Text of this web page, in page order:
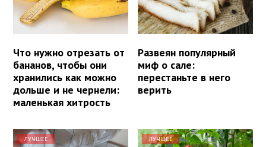
Что нужно отрезать от
бананов, чтобы они
хранились как можно
дольше и не чернели:
маленькая хитрость
Развеян популярный
миф о сале:
перестаньте в него
верить
ЛУЧШЕЕ ЛУЧШЕЕ